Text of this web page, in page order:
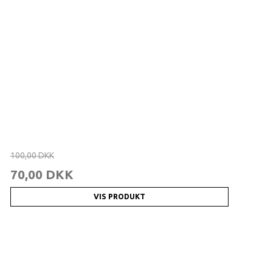
100,00 DKK
70,00 DKK
VIS PRODUKT